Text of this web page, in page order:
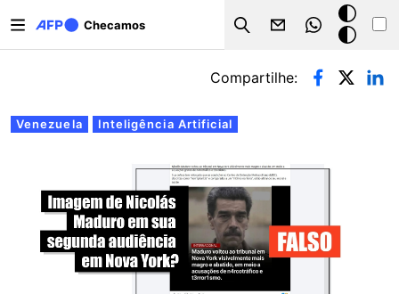
Checamos
Search
Modo
escuro
Abas primárias
Venezuela Inteligência Artificial
Compartilhe: